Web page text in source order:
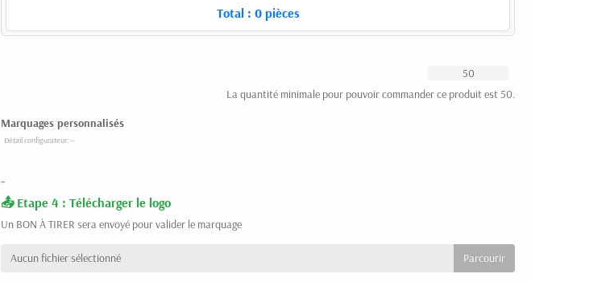
Total : 0pièces
La quantité minimale pour pouvoir commander ce produit est 50.
Marquages personnalisés
-
Etape 4 : Télécharger le logo
Un BON À TIRER sera envoyé pour valider le marquage
Aucun fichier sélectionné